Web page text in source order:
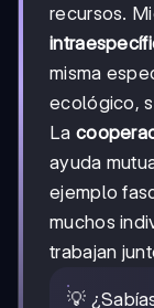
recursos.
misma
ecológico,
La
ayuda
ejemplo
muchos
trabajan
💡